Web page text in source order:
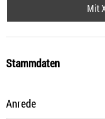
Mit
Stammdaten
Anrede